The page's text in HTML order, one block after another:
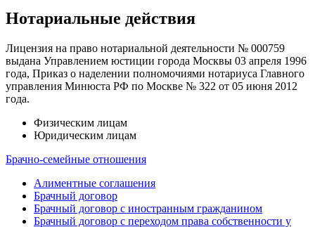
Нотариальные действия
Лицензия на право нотариальной деятельности № 000759
выдана Управлением юстиции города Москвы 03 апреля 1996
года, Приказ о наделении полномочиями нотариуса Главного
управления Минюста РФ по Москве № 322 от 05 июня 2012
года.
Физическим лицам
Юридическим лицам
Брачно-семейные отношения
Алиментные соглашения
Брачный договор
Брачный договор с иностранным гражданином
Брачный договор с переходом права собственности у